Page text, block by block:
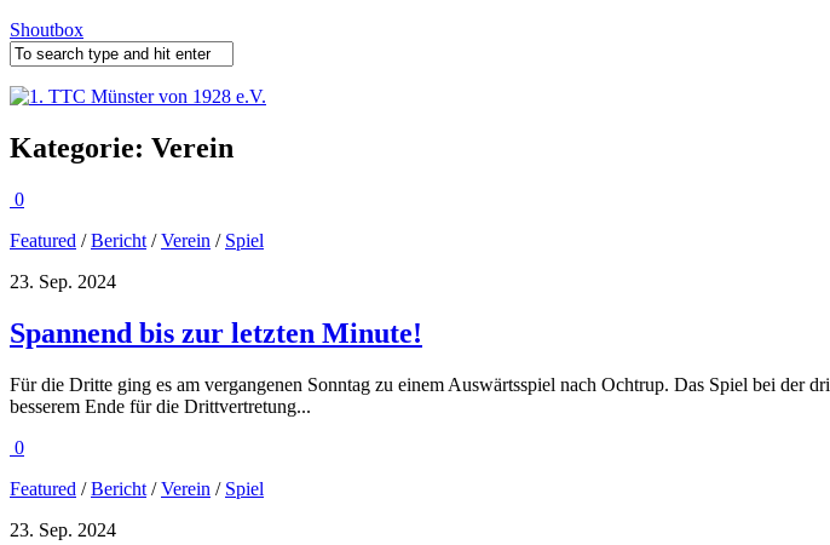
Shoutbox
Kategorie: Verein
0
Featured /Bericht /Verein / Spiel
23. Sep. 2024
Spannend bis zur letzten Minute!
Für die Dritte ging es am vergangenen Sonntag zu einem Auswärtsspiel nach Ochtrup. Das Spiel bei der
besserem Ende für die Drittvertretung...
0
Featured /Bericht /Verein / Spiel
23. Sep. 2024